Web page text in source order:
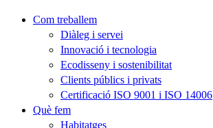
Com treballem
Diàleg i servei
Innovació i tecnologia
Ecodisseny i sostenibilitat
Clients públics i privats
Certificació ISO 9001 i ISO 14006
Què fem
Habitatges